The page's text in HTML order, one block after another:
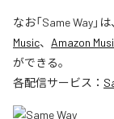
なお「Same Way」は
Music、 Amazon
ができる。
各配信サービス：